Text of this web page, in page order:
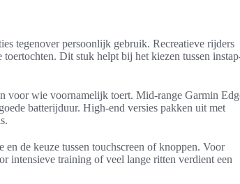
tegenover persoonlijk gebruik. Recreatieve rijders
Dit stuk helpt bij het kiezen tussen
voor wie voornamelijk toert. Mid-range Garmin
batterijduur. High-end versies pakken uit met
de keuze tussen touchscreen of knoppen. Voor
intensieve training of veel lange ritten verdient een